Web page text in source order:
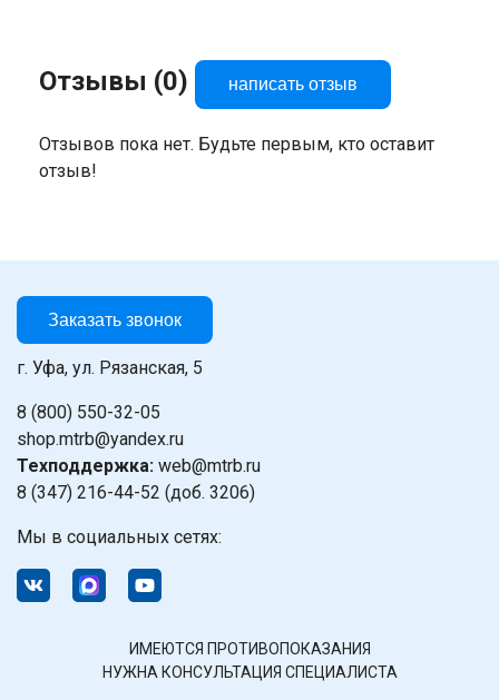
Отзывы (0) написать отзыв
Отзывов пока нет. Будьте первым, кто оставит
отзыв!
Заказать звонок
г. Уфа, ул. Рязанская, 5
8 (800) 550-32-05
shop.mtrb@yandex.ru
Техподдержка: web@mtrb.ru
8 (347) 216-44-52 (доб. 3206)
Мы в социальных сетях:
ИМЕЮТСЯ ПРОТИВОПОКАЗАНИЯ
НУЖНА КОНСУЛЬТАЦИЯ СПЕЦИАЛИСТА